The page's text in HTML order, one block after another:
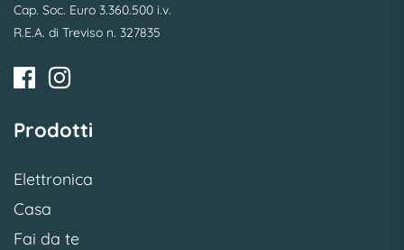
Cap. Soc. Euro 3.360.500 i.v.
R.E.A. di Treviso n. 327835
Prodotti
Elettronica
Casa
Fai da te